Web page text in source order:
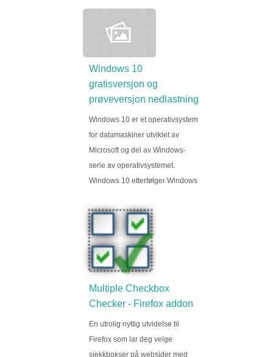
Windows 10
gratisversjon og
prøveversjon nedlastning
Windows 10 er et operativsystem
for datamaskiner utviklet av
Microsoft og del av Windows-
serie av operativsystemet.
Windows 10 etterfølger Windows
Multiple Checkbox
Checker - Firefox addon
En utrolig nyttig utvidelse til
Firefox som lar deg velge
sjekkbokser på websider med